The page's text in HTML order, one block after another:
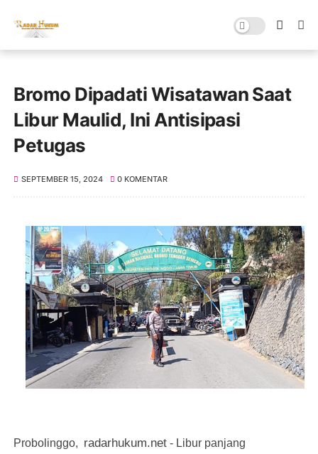
Bromo Dipadati Wisatawan Saat
Libur Maulid, Ini Antisipasi
Petugas
SEPTEMBER 15, 2024 0 KOMENTAR
Probolinggo, radarhukum.net - Libur panjang